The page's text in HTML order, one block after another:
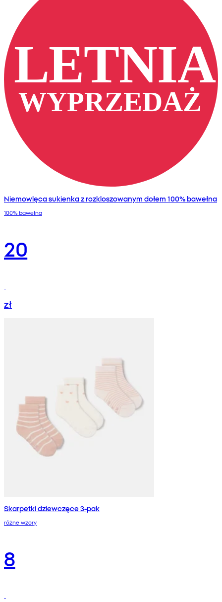
Niemowlęca sukienka z rozkloszowanym dołem 100% bawełna
100% bawełna
20
zł
Skarpetki dziewczęce 3-pak
różne wzory
8